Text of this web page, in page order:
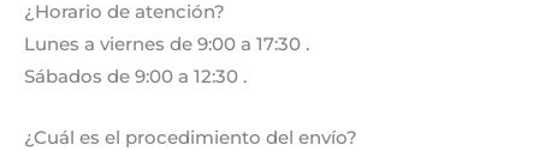
¿Horario de atención?
Lunes a viernes de 9:00 a 17:30 .
Sábados de 9:00 a 12:30 .
¿Cuál es el procedimiento del envío?